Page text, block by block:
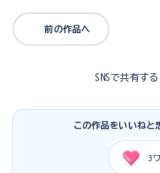
前の作品へ
SNSで共有する
この作品をいいねと
3